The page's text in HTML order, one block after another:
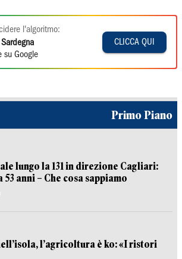
l'algoritmo:
Sardegna
su Google
CLICCA QUI
Primo Piano
lungo la 131 in direzione Cagliari:
anni – Che cosa sappiamo
l’agricoltura è ko: «I ristori